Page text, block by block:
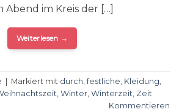
im Kreis der […]
Weiterlesen →
Markiert mit durch ,festliche Kleidung
Winter Winterzeit Zeit
Kommentieren